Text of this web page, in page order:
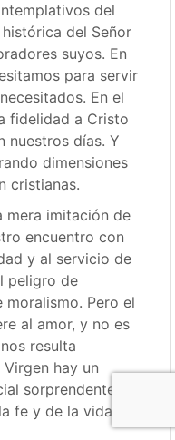
del
del Señor
suyos. En
para servir
En el
fidelidad a Cristo
nuestros días. Y
dimensiones
cristianas.
mera imitación de
encuentro con
y al servicio de
peligro de
Pero el
al amor, y no es
resulta
hay un
sorprendente de
fe y de la vida